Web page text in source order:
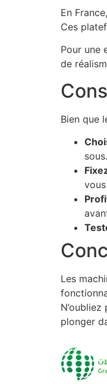
En
Ces
Pour une
de
Bien que
Les
plonger